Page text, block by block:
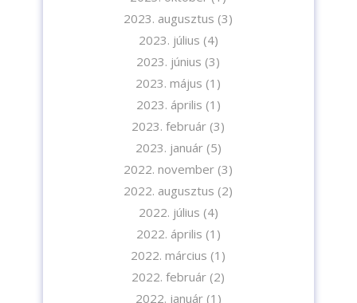
2023. augusztus (3)
2023. július (4)
2023. június (3)
2023. május (1)
2023. április (1)
2023. február (3)
2023. január(5)
2022. november (3)
2022. augusztus (2)
2022. július (4)
2022. április (1)
2022. március (1)
2022. február (2)
2022. január(1)